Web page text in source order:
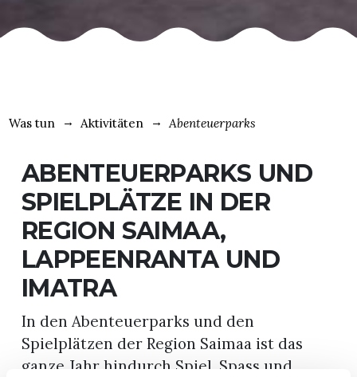
Was tun Aktivitäten Abenteuerparks
ABENTEUERPARKS UND
SPIELPLÄTZE IN DER
REGION SAIMAA,
LAPPEENRANTA UND
IMATRA
In den Abenteuerparks und den
Spielplätzen der Region Saimaa ist das
ganze Jahr hindurch Spiel, Spass und